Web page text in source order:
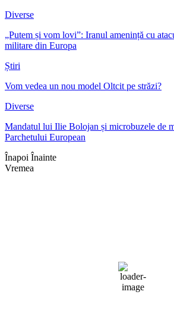
Diverse
„Putem și vom lovi”: Iranul amenință cu
militare din Europa
Știri
Vom vedea un nou model Oltcit pe străzi?
Diverse
Mandatul lui Ilie Bolojan și microbuzele de
Parchetului European
Înapoi Înainte
Vremea